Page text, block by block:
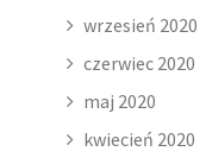
wrzesień 2020
czerwiec 2020
maj 2020
kwiecień 2020